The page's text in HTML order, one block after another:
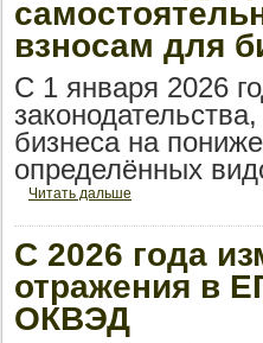
взносам для
С 1 января 2026
бизнеса на
определённых
Читать дальше
С 2026 года
отражения в
ОКВЭД